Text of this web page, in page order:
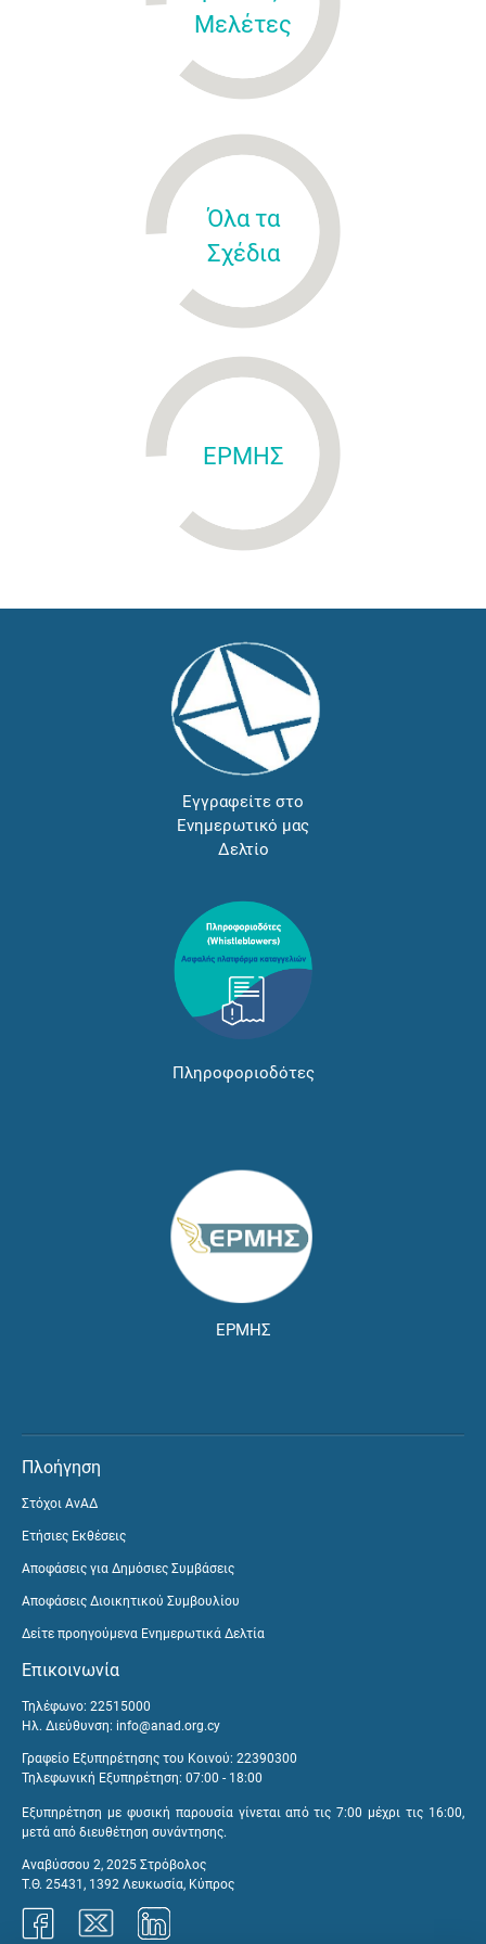
Μελέτες
Όλα τα
Σχέδια
ΕΡΜΗΣ
Εγγραφείτε στο
Ενημερωτικό μας
Δελτίο
Πληροφοριοδότες
ΕΡΜΗΣ
Πλοήγηση
Στόχοι ΑνΑΔ
Ετήσιες Εκθέσεις
Αποφάσεις για Δημόσιες Συμβάσεις
Αποφάσεις Διοικητικού Συμβουλίου
Δείτε προηγούμενα Ενημερωτικά Δελτία
Επικοινωνία
Τηλέφωνο: 22515000
Ηλ. Διεύθυνση: info@anad.org.cy
Γραφείο Εξυπηρέτησης του Κοινού: 22390300
Τηλεφωνική Εξυπηρέτηση: 07:00 - 18:00
Εξυπηρέτηση με φυσική παρουσία γίνεται από τις 7:00 μέχρι τις 16:00,
μετά από διευθέτηση συνάντησης.
Αναβύσσου 2, 2025 Στρόβολος
Τ.Θ. 25431, 1392 Λευκωσία, Κύπρος